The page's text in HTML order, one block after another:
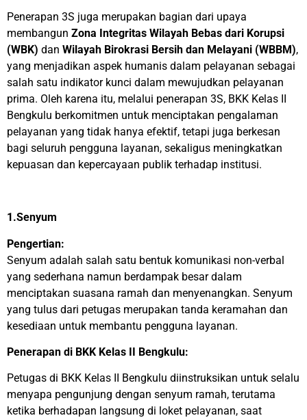
Penerapan 3S juga merupakan bagian dari upaya
membangun Zona Integritas Wilayah Bebas dari Korupsi
(WBK) dan Wilayah Birokrasi Bersih dan Melayani (WBBM),
yang menjadikan aspek humanis dalam pelayanan sebagai
salah satu indikator kunci dalam mewujudkan pelayanan
prima. Oleh karena itu, melalui penerapan 3S, BKK Kelas II
Bengkulu berkomitmen untuk menciptakan pengalaman
pelayanan yang tidak hanya efektif, tetapi juga berkesan
bagi seluruh pengguna layanan, sekaligus meningkatkan
kepuasan dan kepercayaan publik terhadap institusi.
1.Senyum
Pengertian:
Senyum adalah salah satu bentuk komunikasi non-verbal
yang sederhana namun berdampak besar dalam
menciptakan suasana ramah dan menyenangkan. Senyum
yang tulus dari petugas merupakan tanda keramahan dan
kesediaan untuk membantu pengguna layanan.
Penerapan di BKK Kelas II Bengkulu:
Petugas di BKK Kelas II Bengkulu diinstruksikan untuk selalu
menyapa pengunjung dengan senyum ramah, terutama
ketika berhadapan langsung di loket pelayanan, saat